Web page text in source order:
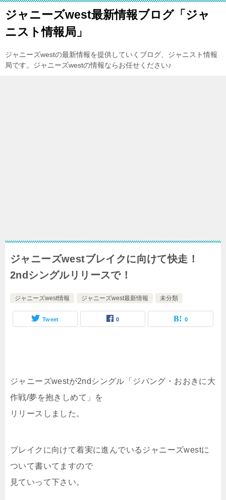
ジャニーズwest最新情報ブログ「ジャ
ニスト情報局」
ジャニーズwestの最新情報を提供していくブログ、ジャニスト情報
局です。ジャニーズwestの情報ならお任せください♪
ジャニーズwestブレイクに向けて快走！
2ndシングルリリースで！
ジャニーズwest情報 ジャニーズwest最新情報 未分類
Tweet 0 0
ジャニーズwestが2ndシングル「ジパング・おおきに大
作戦/夢を抱きしめて」を
リリースしました。
ブレイクに向けて着実に進んでいるジャニーズwestに
ついて書いてますので
見ていって下さい。